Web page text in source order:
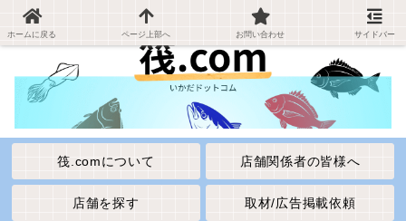
筏.comについて 店舗関係者の皆様へ
店舗を探す 取材/広告掲載依頼
ホームに戻る ページ上部へ お問い合わせ サイドバー